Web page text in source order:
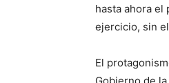
hasta ahora el
ejercicio, sin
El